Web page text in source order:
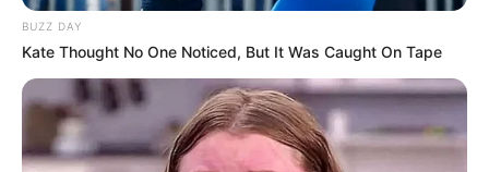
BUZZ DAY
Kate Thought No One Noticed, But It Was Caught On Tape